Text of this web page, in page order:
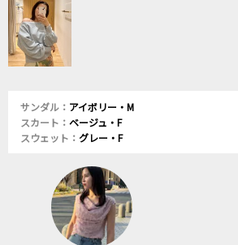
サンダル： アイボリー・M
スカート： ベージュ・F
スウェット： グレー・F